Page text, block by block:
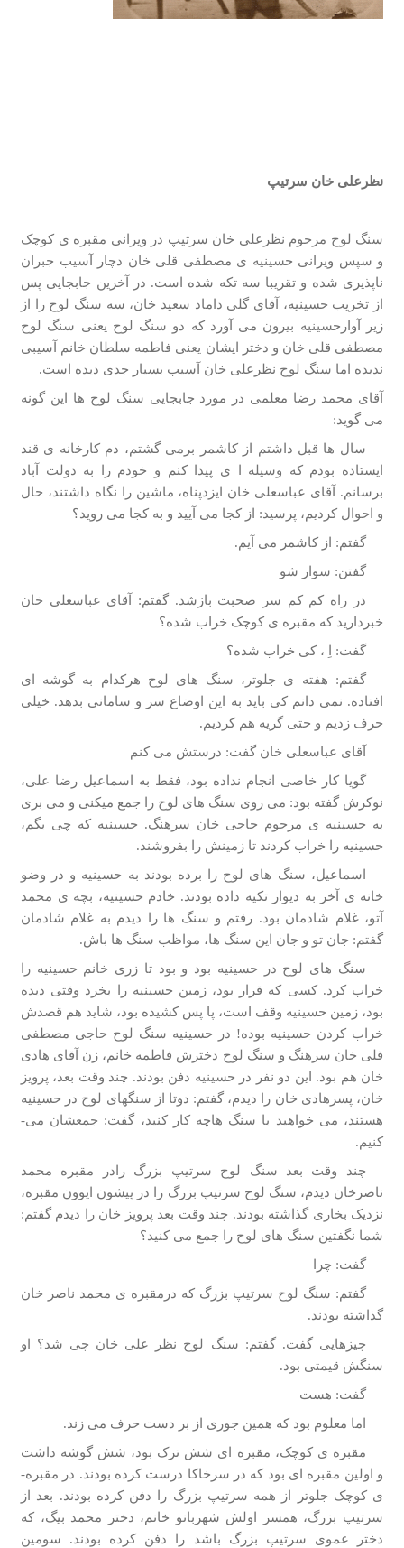
نظرعلی خان سرتیپ
سنگ لوح مرحوم نظرعلی خان سرتیپ در ویرانی مقبره ­ی کوچک
و سپس ویرانی حسینیه­ ی مصطفی قلی خان دچار آسیب جبران
ناپذیری شده و تقریبا سه تکه شده است. در آخرین جابجایی پس
از تخریب حسینیه، آقای گلی داماد سعید خان، سه سنگ لوح را از
زیر آوارحسینیه بیرون می­ آورد که دو سنگ لوح یعنی سنگ لوح
مصطفی قلی خان و دختر ایشان یعنی فاطمه سلطان خانم آسیبی
ندیده اما سنگ لوح نظرعلی خان آسیب بسیار جدی دیده است.
آقای محمد رضا معلمی در مورد جابجایی سنگ لوح ها این گونه
می گوید:
سال­ ها قبل داشتم از کاشمر برمی­ گشتم، دم کارخانه­ ی قند
ایستاده بودم که وسیله ­ا ی پیدا کنم و خودم را به دولت آباد
برسانم. آقای عباسعلی خان ایزدپناه، ماشین را نگاه داشتند، حال
و احوال کردیم، پرسید: از کجا می­ آیید و به کجا می ­روید؟
گفتم: از کاشمر می ­آیم.
گفتن: سوار شو
در راه کم کم سر صحبت بازشد. گفتم: آقای عباسعلی خان
خبردارید که مقبره ­ی کوچک خراب شده؟
گفت: اِ ، کی خراب شده؟
گفتم: هفته­ ی جلوتر، سنگ­ های لوح هرکدام به گوشه­ ای
افتاده. نمی­ دانم کی باید به این اوضاع سر و سامانی بدهد. خیلی
حرف زدیم و حتی گریه هم کردیم.
آقای عباسعلی خان گفت: درستش می­ کنم
گویا کار خاصی انجام نداده بود، فقط به اسماعیل رضا علی،
نوکرش گفته بود: می روی سنگ­ های لوح را جمع می­کنی و می­ بری
به حسینیه­ ی مرحوم حاجی خان سرهنگ. حسینیه که چی بگم،
حسینیه را خراب کردند تا زمینش را بفروشند.
اسماعیل، سنگ­ های لوح را برده بودند به حسینیه و در وضو
خانه­ ی آخر به دیوار تکیه داده بودند. خادم حسینیه، بچه­ ی محمد
آتو، غلام شادمان بود. رفتم و سنگ­ ها را دیدم به غلام شادمان
گفتم: جان تو و جان این سنگ­ ها، مواظب سنگ­ ها باش.
سنگ­ های لوح در حسینیه بود و بود تا زری خانم حسینیه را
خراب کرد. کسی که قرار بود، زمین حسینیه را بخرد وقتی دیده
بود، زمین حسینیه وقف است، پا پس کشیده بود، شاید هم قصدش
خراب کردن حسینیه بوده! در حسینیه سنگ لوح حاجی مصطفی
قلی خان سرهنگ و سنگ لوح دخترش فاطمه خانم، زن آقای هادی
خان هم بود. این دو نفر در حسینیه دفن بودند. چند وقت بعد، پرویز
خان، پسرهادی خان را دیدم، گفتم: دوتا از سنگ­های لوح در حسینیه
هستند، می­ خواهید با سنگ­ هاچه­ کار کنید، گفت: جمعشان می­
کنیم.
چند وقت بعد سنگ لوح سرتیپ بزرگ رادر مقبره محمد
ناصرخان دیدم، سنگ لوح سرتیپ بزرگ را در پیشون ایوون مقبره،
نزدیک بخاری گذاشته­ بودند. چند وقت بعد پرویز خان را دیدم گفتم:
شما نگفتین سنگ­ های لوح را جمع می­ کنید؟
گفت: چرا
گفتم: سنگ لوح سرتیپ بزرگ که درمقبره­ ی محمد ناصر خان
گذاشته­ بودند.
چیزهایی گفت. گفتم: سنگ لوح نظر علی خان چی شد؟ او
سنگش قیمتی بود.
گفت: هست
اما معلوم بود که همین جوری از بر دست حرف می­ زند.
مقبره ­ی کوچک، مقبره ­ای شش ترک بود، شش گوشه داشت
و اولین مقبره­ ای بود که در سرخاکا درست کرده بودند. در مقبره­
ی کوچک جلوتر از همه سرتیپ بزرگ را دفن کرده بودند. بعد از
سرتیپ بزرگ، همسر اولش شهربانو خانم، دختر محمد بیگ، که
دختر عموی سرتیپ بزرگ باشد را دفن کرده بودند. سومین